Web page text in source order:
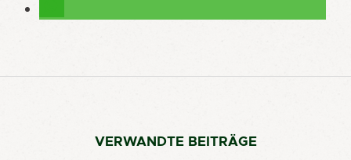
VERWANDTE BEITRÄGE